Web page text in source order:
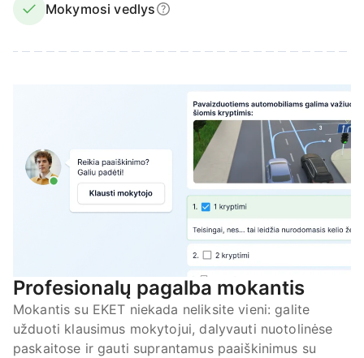
Mokymosi vedlys
Profesionalų pagalba mokantis
Mokantis su EKET niekada neliksite vieni: galite
užduoti klausimus mokytojui, dalyvauti nuotolinėse
paskaitose ir gauti suprantamus paaiškinimus su